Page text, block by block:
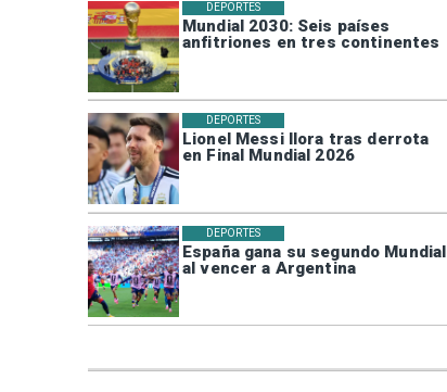
Mundial 2030: Seis países
anfitriones en tres continentes
DEPORTES
Lionel Messi llora tras derrota
en Final Mundial 2026
DEPORTES
España gana su segundo Mundial
al vencer a Argentina
DEPORTES